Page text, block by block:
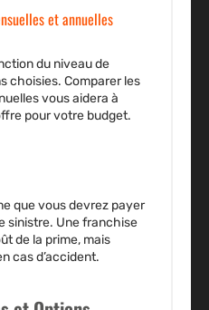
et annuelles
du niveau de
choisies. Comparer les
vous aidera à
pour votre budget.
que vous devrez payer
sinistre. Une franchise
de la prime, mais
cas d’accident.